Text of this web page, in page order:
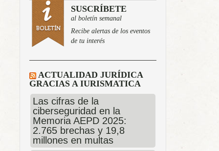
SUSCRÍBETE
al boletín semanal
Recibe alertas de los eventos
de tu interés
ACTUALIDAD JURÍDICA
GRACIAS A IURISMATICA
Las cifras de la
ciberseguridad en la
Memoria AEPD 2025:
2.765 brechas y 19,8
millones en multas